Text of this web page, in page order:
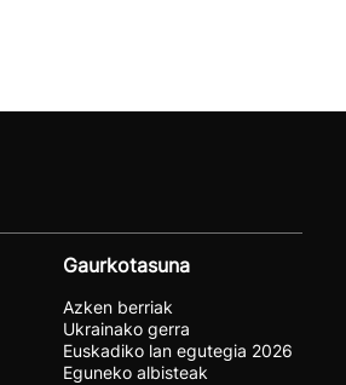
Gaurkotasuna
Azken berriak
Ukrainako gerra
Euskadiko lan egutegia 2026
Eguneko albisteak